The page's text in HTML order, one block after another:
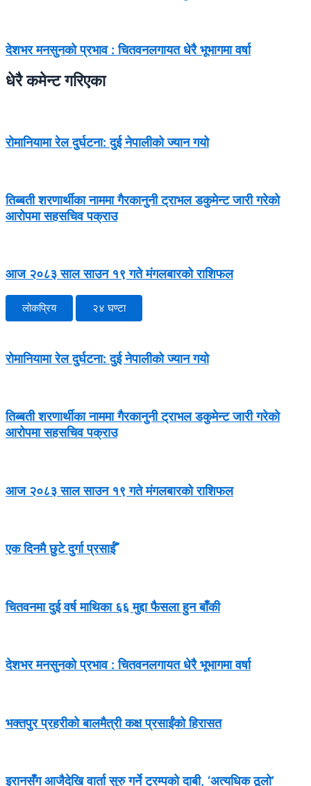
देशभर मनसुनको प्रभाव : चितवनलगायत धेरै भूभागमा वर्षा
धेरै कमेन्ट गरिएका
रोमानियामा रेल दुर्घटना: दुई नेपालीको ज्यान गयो
तिब्बती शरणार्थीका नाममा गैरकानुनी ट्राभल डकुमेन्ट जारी गरेको
आरोपमा सहसचिव पक्राउ
आज २०८३ साल साउन १९ गते मंगलबारको राशिफल
लोकप्रिय २४ घण्टा
रोमानियामा रेल दुर्घटना: दुई नेपालीको ज्यान गयो
तिब्बती शरणार्थीका नाममा गैरकानुनी ट्राभल डकुमेन्ट जारी गरेको
आरोपमा सहसचिव पक्राउ
आज २०८३ साल साउन १९ गते मंगलबारको राशिफल
एक दिनमै छुटे दुर्गा प्रसाईँ
चितवनमा दुई वर्ष माथिका ६६ मुद्दा फैसला हुन बाँकी
देशभर मनसुनको प्रभाव : चितवनलगायत धेरै भूभागमा वर्षा
भक्तपुर प्रहरीको बालमैत्री कक्ष प्रसाईंको हिरासत
इरानसँग आजैदेखि वार्ता सुरु गर्ने ट्रम्पको दाबी, ‘अत्यधिक ठूलो’